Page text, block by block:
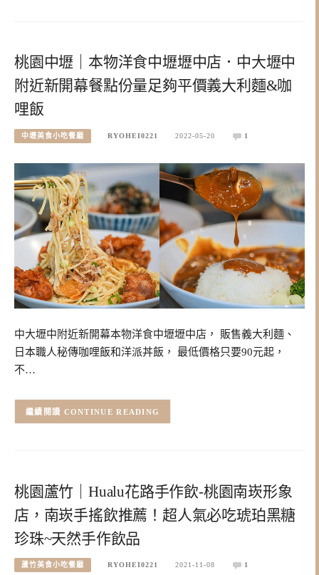
桃園中壢｜本物洋食中壢壢中店．中大壢中
附近新開幕餐點份量足夠平價義大利麵&咖
哩飯
中壢美食小吃餐廳 RYOHEI0221 2022-05-20 1
中大壢中附近新開幕本物洋食中壢壢中店， 販售義大利麵、
日本職人秘傳咖哩飯和洋派丼飯， 最低價格只要90元起，
不…
CONTINUE READING
桃園蘆竹｜Hualu花路手作飲-桃園南崁形象
店，南崁手搖飲推薦！超人氣必吃琥珀黑糖
珍珠~天然手作飲品
蘆竹美食小吃餐廳 RYOHEI0221 2021-11-08 1